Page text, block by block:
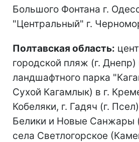
Большого Фонтана г.
"Центральный" г.
Полтавская область:
городской пляж (г.
ландшафтного парка
Сухой Кагамлык) в г.
Кобеляки, г. Гадяч (г.
Белики и Новые Санжары
села Светлогорское